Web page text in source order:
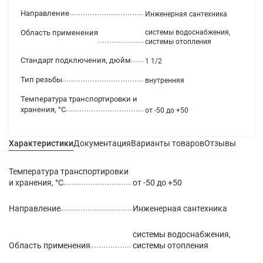
Температура транспортировки и
хранения, °С
от -50 до +50
Направление Инженерная сантехника
Область применения
системы водоснабжения,
системы отопления
Стандарт подключения, дюйм 1 1/2
Тип резьбы внутренняя
ХарактеристикиДокументацияВарианты товаровОтзывы
Температура транспортировки
и хранения, °С
от -50 до +50
Направление Инженерная сантехника
Область применения
системы водоснабжения,
системы отопления